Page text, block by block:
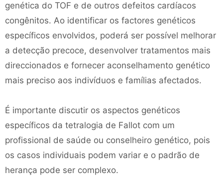
genética do TOF e de outros defeitos cardíacos
congênitos. Ao identificar os factores genéticos
específicos envolvidos, poderá ser possível melhorar
a detecção precoce, desenvolver tratamentos mais
direccionados e fornecer aconselhamento genético
mais preciso aos indivíduos e famílias afectados.
É importante discutir os aspectos genéticos
específicos da tetralogia de Fallot com um
profissional de saúde ou conselheiro genético, pois
os casos individuais podem variar e o padrão de
herança pode ser complexo.